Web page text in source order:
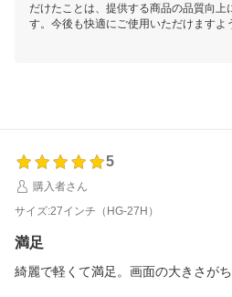
だけたことは、提供する商品の品質向上
す。今後も快適にご使用いただけますよ
5
購入者さん
サイズ:27インチ（HG-27H）
満足
綺麗で軽くて満足。画面の大きさがち